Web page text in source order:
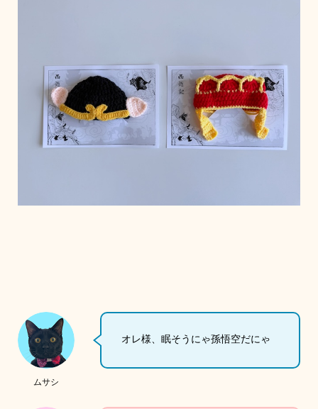
ムサシ
オレ様、眠そうにゃ孫悟空だにゃ